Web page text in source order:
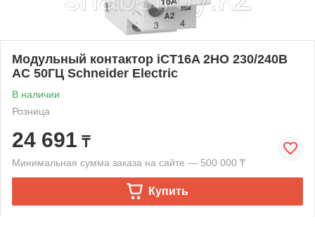
Модульный контактор iCT16A 2НО 230/240В
АС 50ГЦ Schneider Electric
В наличии
Розница
24 691 ₸
Минимальная сумма заказа на сайте — 500 000 ₸
Купить